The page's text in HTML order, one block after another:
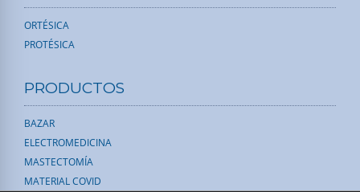
ORTÉSICA
PROTÉSICA
PRODUCTOS
BAZAR
ELECTROMEDICINA
MASTECTOMÍA
MATERIAL COVID